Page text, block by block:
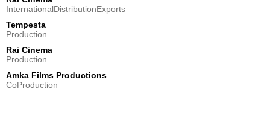
InternationalDistributionExports
Tempesta
Production
Rai Cinema
Production
Amka Films Productions
CoProduction